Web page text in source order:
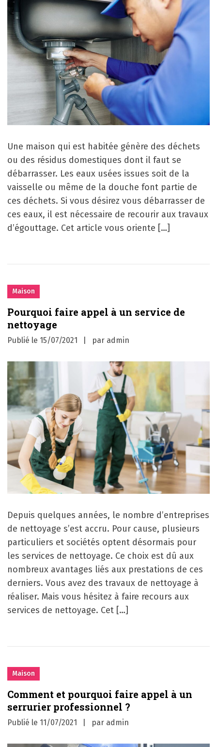
Une maison qui est habitée génère des déchets
ou des résidus domestiques dont il faut se
débarrasser. Les eaux usées issues soit de la
vaisselle ou même de la douche font partie de
ces déchets. Si vous désirez vous débarrasser de
ces eaux, il est nécessaire de recourir aux travaux
d’égouttage. Cet article vous oriente […]
Maison
Pourquoi faire appel à un service de
nettoyage
Publié le 15/07/2021 par admin
Depuis quelques années, le nombre d’entreprises
de nettoyage s’est accru. Pour cause, plusieurs
particuliers et sociétés optent désormais pour
les services de nettoyage. Ce choix est dû aux
nombreux avantages liés aux prestations de ces
derniers. Vous avez des travaux de nettoyage à
réaliser. Mais vous hésitez à faire recours aux
services de nettoyage. Cet […]
Maison
Comment et pourquoi faire appel à un
serrurier professionnel ?
Publié le 11/07/2021 par admin